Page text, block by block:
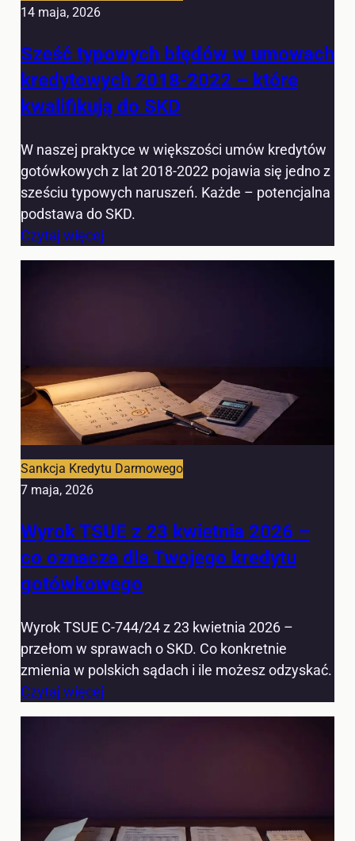
14 maja, 2026
Sześć typowych błędów w umowach
kredytowych 2018-2022 – które
kwalifikują do SKD
W naszej praktyce w większości umów kredytów
gotówkowych z lat 2018-2022 pojawia się jedno z
sześciu typowych naruszeń. Każde – potencjalna
podstawa do SKD.
Czytaj więcej
Sankcja Kredytu Darmowego
7 maja, 2026
Wyrok TSUE z 23 kwietnia 2026 –
co oznacza dla Twojego kredytu
gotówkowego
Wyrok TSUE C-744/24 z 23 kwietnia 2026 –
przełom w sprawach o SKD. Co konkretnie
zmienia w polskich sądach i ile możesz odzyskać.
Czytaj więcej